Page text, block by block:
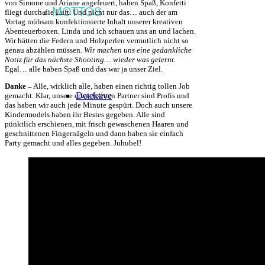
MOTTOS
Detektive
von Simone und Ariane angefeuert, haben Spaß, Konfetti
fliegt durch die Luft. Und nicht nur das… auch der am
Vortag mühsam konfektionierte Inhalt unserer kreativen
Abenteuerboxen. Linda und ich schauen uns an und lachen.
Wir hätten die Federn und Holzperlen vermutlich nicht so
genau abzählen müssen. Wir machen uns eine gedankliche
Notiz für das nächste Shooting… wieder was gelernt.
Egal… alle haben Spaß und das war ja unser Ziel.
Danke – Alle, wirklich alle, haben einen richtig tollen Job
gemacht. Klar, unsere erwachsenen Partner sind Profis und
das haben wir auch jede Minute gespürt. Doch auch unsere
Kindermodels haben ihr Bestes gegeben. Alle sind
pünktlich erschienen, mit frisch gewaschenen Haaren und
geschnittenen Fingernägeln und dann haben sie einfach
Party gemacht und alles gegeben. Juhubel!